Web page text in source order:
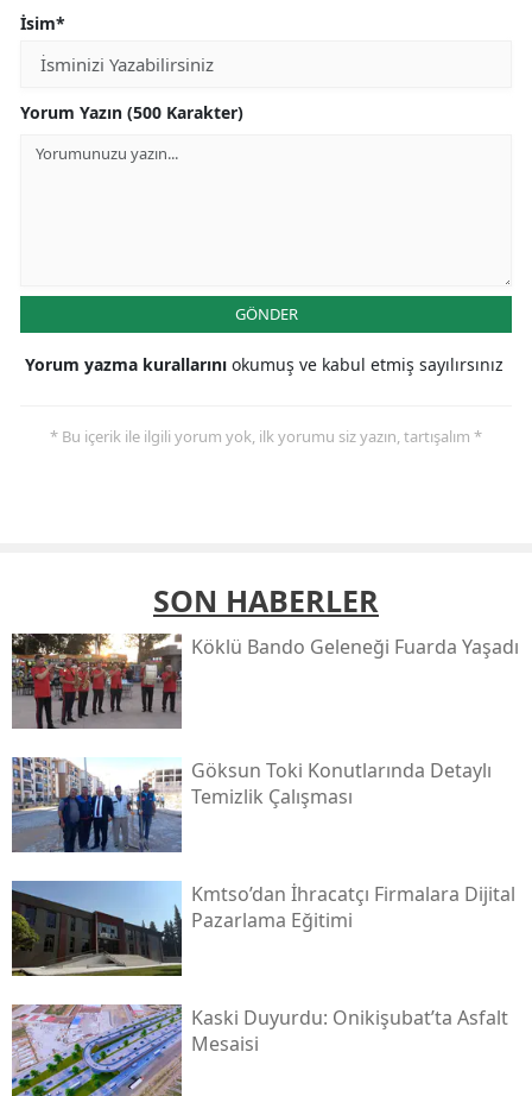
İsim*
Yorum Yazın (500 Karakter)
GÖNDER
Yorum yazma kurallarını okumuş ve kabul etmiş sayılırsınız
* Bu içerik ile ilgili yorum yok, ilk yorumu siz yazın, tartışalım *
SON HABERLER
Köklü Bando Geleneği Fuarda Yaşadı
Göksun Toki̇ Konutlarında Detaylı
Temizlik Çalışması
Kmtso’dan İhracatçı Firmalara Dijital
Pazarlama Eğitimi
Kaski̇ Duyurdu: Onikişubat’ta Asfalt
Mesaisi